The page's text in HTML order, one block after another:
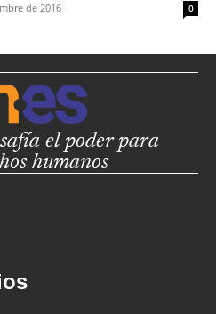
de 2016 0
el poder para
humanos